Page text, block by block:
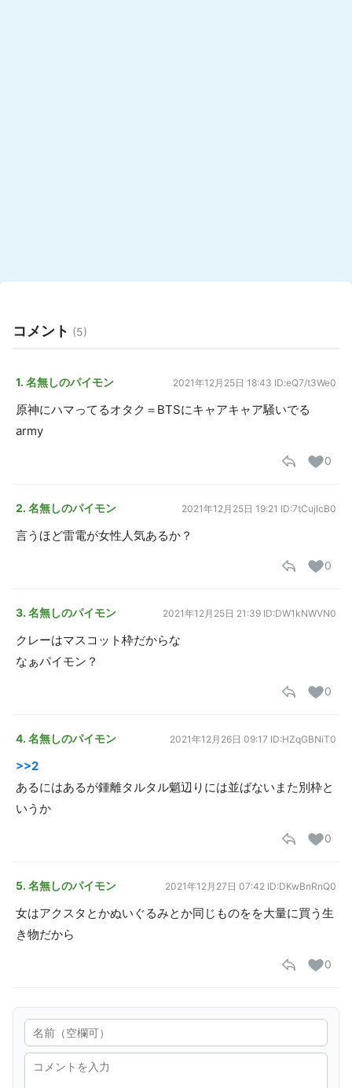
コメント (5)
1. 名無しのパイモン 2021年12月25日 18:43 ID:eQ7/t3We0
原神にハマってるオタク＝BTSにキャアキャア騒いでる
army
0
2. 名無しのパイモン 2021年12月25日 19:21 ID:7tCujIcB0
言うほど雷電が女性人気あるか？
0
3. 名無しのパイモン 2021年12月25日 21:39 ID:DW1kNWVN0
クレーはマスコット枠だからな
なぁパイモン？
0
4. 名無しのパイモン 2021年12月26日 09:17 ID:HZqGBNiT0
>>2
あるにはあるが鍾離タルタル魈辺りには並ばないまた別枠と
いうか
0
5. 名無しのパイモン 2021年12月27日 07:42 ID:DKwBnRnQ0
女はアクスタとかぬいぐるみとか同じものをを大量に買う生
き物だから
0